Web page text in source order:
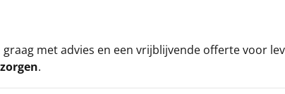
graag met advies en een vrijblijvende offerte voor
.